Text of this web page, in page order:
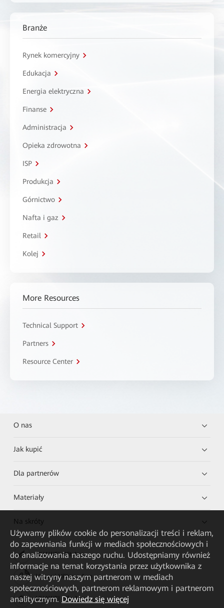
Branże
Rynek komercyjny
Edukacja
Energia elektryczna
Finanse
Administracja
Opieka zdrowotna
ISP
Produkcja
Górnictwo
Nafta i gaz
Retail
Kolej
More Resources
Technical Support
Partners
Resource Center
O nas
Jak kupić
Dla partnerów
Materiały
Na skróty
HUAWEI eKit App
Huawei HiKnow App
HUAWEI eFly App
Używamy plików cookie do personalizacji treści i reklam,
do zapewniania funkcji w mediach społecznościowych i
do analizowania naszego ruchu. Udostępniamy również
informacje na temat korzystania przez użytkownika z
naszej witryny naszym partnerom w mediach
społecznościowych, partnerom reklamowym i partnerom
analitycznym. Dowiedz się więcej